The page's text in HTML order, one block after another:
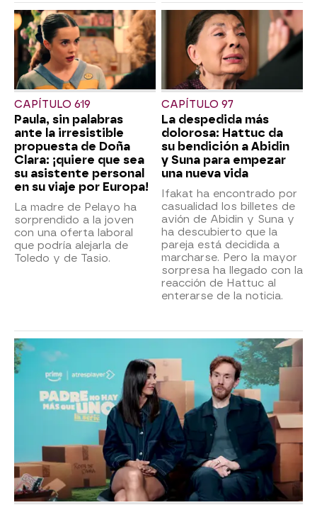
CAPÍTULO 619
Paula, sin palabras
ante la irresistible
propuesta de Doña
Clara: ¡quiere que sea
su asistente personal
en su viaje por Europa!
La madre de Pelayo ha
sorprendido a la joven
con una oferta laboral
que podría alejarla de
Toledo y de Tasio.
CAPÍTULO 97
La despedida más
dolorosa: Hattuc da
su bendición a Abidin
y Suna para empezar
una nueva vida
Ifakat ha encontrado por
casualidad los billetes de
avión de Abidin y Suna y
ha descubierto que la
pareja está decidida a
marcharse. Pero la mayor
sorpresa ha llegado con la
reacción de Hattuc al
enterarse de la noticia.